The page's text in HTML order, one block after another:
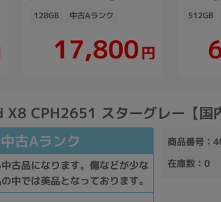
128GB 中古Aランク
17,800円
512GB
X8 CPH2651 スターグレー【国
中古Aランク
古品になります。傷などが少な
中では美品となっております。
商品番号：
在庫数：0